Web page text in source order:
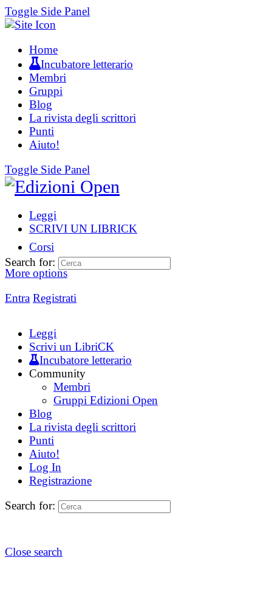
Toggle Side Panel
Home
Incubatore letterario
Membri
Gruppi
Blog
La rivista degli scrittori
Punti
Aiuto!
Toggle Side Panel
Leggi
SCRIVI UN LIBRICK
Corsi
More options
Entra Registrati
Search for:
Leggi
Scrivi un LibriCK
Incubatore letterario
Community
Membri
Gruppi Edizioni Open
Blog
La rivista degli scrittori
Punti
Aiuto!
Log In
Registrazione
Search for:
Close search